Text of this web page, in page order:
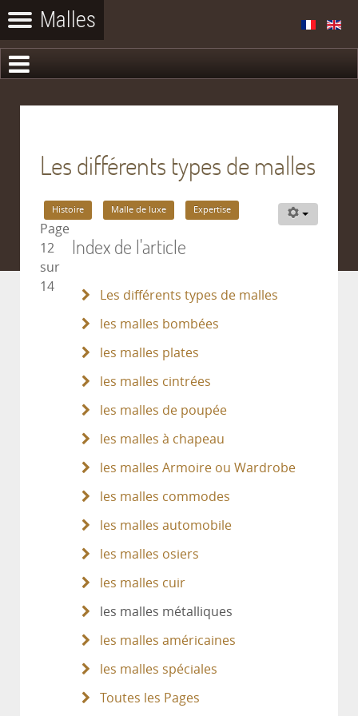
Les différents types de malles
Histoire Malle de luxe Expertise
Index de l'article
Les différents types de malles
les malles bombées
les malles plates
les malles cintrées
les malles de poupée
les malles à chapeau
les malles Armoire ou Wardrobe
les malles commodes
les malles automobile
les malles osiers
les malles cuir
les malles métalliques
les malles américaines
les malles spéciales
Toutes les Pages
Page
12
sur
14